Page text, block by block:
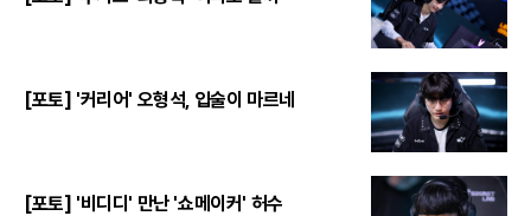
[포토] '커리어' 오형석, 입술이 마르네
[포토] '비디디' 만난 '쇼메이커' 허수